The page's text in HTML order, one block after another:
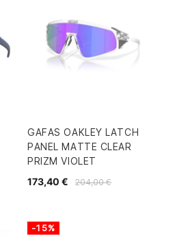
GAFAS OAKLEY LATCH
PANEL MATTE CLEAR
PRIZM VIOLET
204,00 €
173,40 €
-15%